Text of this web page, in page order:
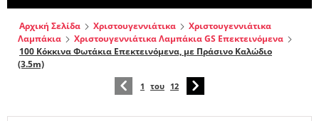
Αρχική Σελίδα Χριστουγεννιάτικα
Χριστουγεννιάτικα
Λαμπάκια
Χριστουγεννιάτικα Λαμπάκια GS Επεκτεινόμενα
100 Κόκκινα Φωτάκια Επεκτεινόμενα, με Πράσινο Καλώδιο
(3.5m)
1 του 12